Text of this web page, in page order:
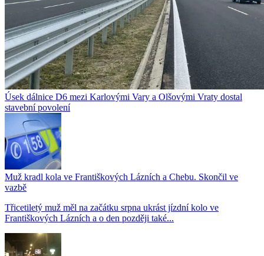
Úsek dálnice D6 mezi Karlovými Vary a Olšovými Vraty dostal
stavební povolení
Muž kradl kola ve Františkových Lázních a Chebu. Skončil ve
vazbě
Třicetiletý muž měl na začátku srpna ukrást jízdní kolo ve
Františkových Lázních a o den později také...